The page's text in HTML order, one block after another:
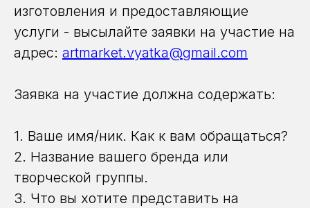
изготовления и предоставляющие
услуги - высылайте заявки на участие на
адрес: artmarket.vyatka@gmail.com
Заявка на участие должна содержать:
1. Ваше имя/ник. Как к вам обращаться?
2. Название вашего бренда или
творческой группы.
3. Что вы хотите представить на